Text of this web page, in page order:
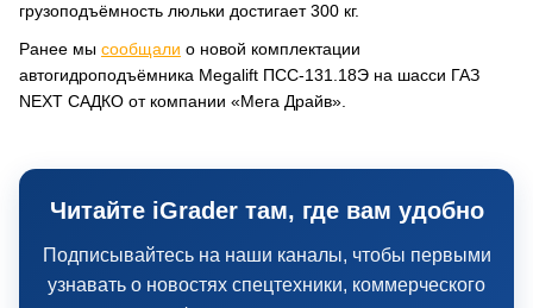
грузоподъёмность люльки достигает 300 кг.
Ранее мы сообщали о новой комплектации
автогидроподъёмника Megalift ПСС-131.18Э на шасси ГАЗ
NEXT САДКО от компании «Мега Драйв».
Читайте iGrader там, где вам удобно
Подписывайтесь на наши каналы, чтобы первыми
узнавать о новостях спецтехники, коммерческого